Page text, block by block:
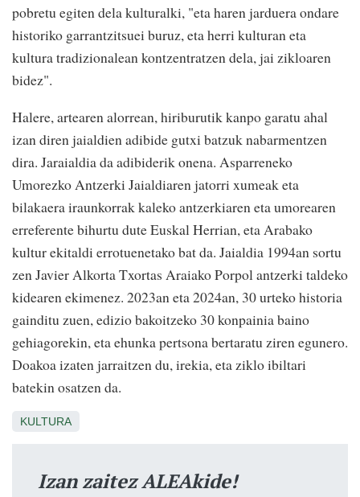
pobretu egiten dela kulturalki, "eta haren jarduera ondare
historiko garrantzitsuei buruz, eta herri kulturan eta
kultura tradizionalean kontzentratzen dela, jai zikloaren
bidez".
Halere, artearen alorrean, hiriburutik kanpo garatu ahal
izan diren jaialdien adibide gutxi batzuk nabarmentzen
dira. Jaraialdia da adibiderik onena. Asparreneko
Umorezko Antzerki Jaialdiaren jatorri xumeak eta
bilakaera iraunkorrak kaleko antzerkiaren eta umorearen
erreferente bihurtu dute Euskal Herrian, eta Arabako
kultur ekitaldi errotuenetako bat da. Jaialdia 1994an sortu
zen Javier Alkorta Txortas Araiako Porpol antzerki taldeko
kidearen ekimenez. 2023an eta 2024an, 30 urteko historia
gainditu zuen, edizio bakoitzeko 30 konpainia baino
gehiagorekin, eta ehunka pertsona bertaratu ziren egunero.
Doakoa izaten jarraitzen du, irekia, eta ziklo ibiltari
batekin osatzen da.
KULTURA
Izan zaitez ALEAkide!